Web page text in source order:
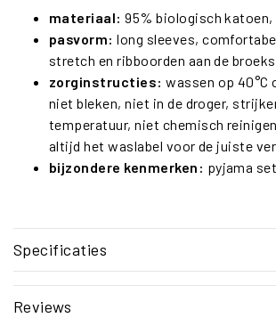
materiaal: 95% biologisch katoen,
pasvorm: long sleeves,
stretch en ribboorden aan de
zorginstructies: wassen op 40°C
niet bleken, niet in de droger,
temperatuur, niet chemisch
altijd het waslabel voor de juiste
bijzondere kenmerken: pyjama
Specificaties
Reviews